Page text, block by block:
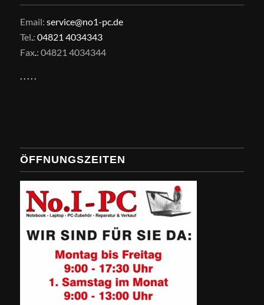
Email: service@no1-pc.de
Tel.: 04821 4034343
Fax.: 04821 4034344
.....
ÖFFNUNGSZEITEN